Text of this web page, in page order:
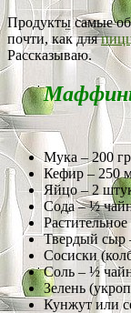
Продукты самые
почти, как для
Рассказываю.
Мука – 200
Кефир – 250
Яйцо – 2
Сода – ½
Твердый сыр
Сосиски
Соль – ½
Зелень
Кунжут или